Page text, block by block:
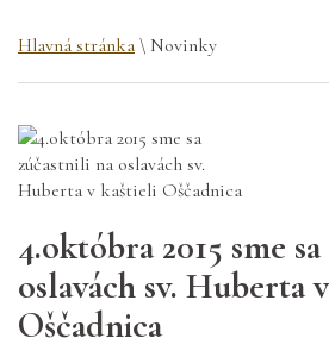
Hlavná stránka\ Novinky
4.októbra 2015 sme
oslavách sv. Huberta
Oščadnica